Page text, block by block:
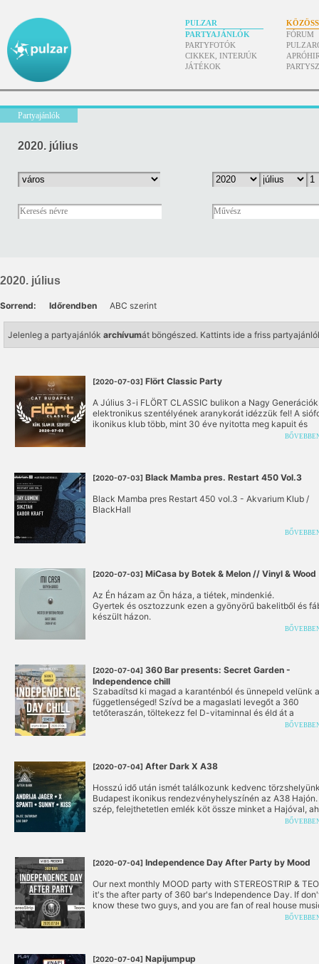
PULZAR
PARTYAJÁNLÓK
PARTYFOTÓK
CIKKEK, INTERJÚK
JÁTÉKOK
FÓRUM
Partyajánlók
2020. július
2020. július
Sorrend: Időrendben ABC szerint
Jelenleg a partyajánlók archívumát böngészed. Kattints ide a friss
[2020-07-03] Flört Classic Party
A Július 3-i FLÖRT CLASSIC bulikon a Nagy Generációk
elektronikus szentélyének aranykorát idézzük fel! A
ikonikus klub több, mint 30 éve nyitotta meg kapuit és
évtizedeken át határozta meg Hazánk klubkultúráját. A
meghatározó ikonikus Művész hoz el Nektek.
[2020-07-03] Black Mamba pres. Restart 450 Vol.3
Black Mamba pres Restart 450 vol.3 - Akvarium Klub /
BlackHall
[2020-07-03] MiCasa by Botek & Melon // Vinyl & Wood
Az Én házam az Ön háza, a tiétek, mindenkié.
Gyertek és osztozzunk ezen a gyönyörű bakelitből és
készült házon.
Most pénteken, Július 3-án Sabee csatlakozik hozzánk,
[2020-07-04] 360 Bar presents: Secret Garden -
Independence chill
Szabadítsd ki magad a karanténból és ünnepeld velünk a
függetlenséged! Szívd be a magaslati levegőt a 360
tetőteraszán, töltekezz fel D-vitaminnal és éld át a
[2020-07-04] After Dark X A38
Hosszú idő után ismét találkozunk kedvenc
Budapest ikonikus rendezvényhelyszínén az A38
szép, felejthetetlen emlék köt össze minket a Hajóval,
az After Dark történetében a legmozgalmasabb nyári
[2020-07-04] Independence Day After Party by Mood
Our next monthly MOOD party with STEREOSTRIP &
it's the after party of 360 bar's Independence Day. If
know these two guys, and you are fan of real house
[2020-07-04] Napijumpup